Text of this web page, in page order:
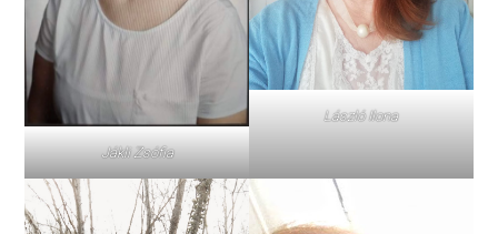
Jákli Zsófia
László Ilona